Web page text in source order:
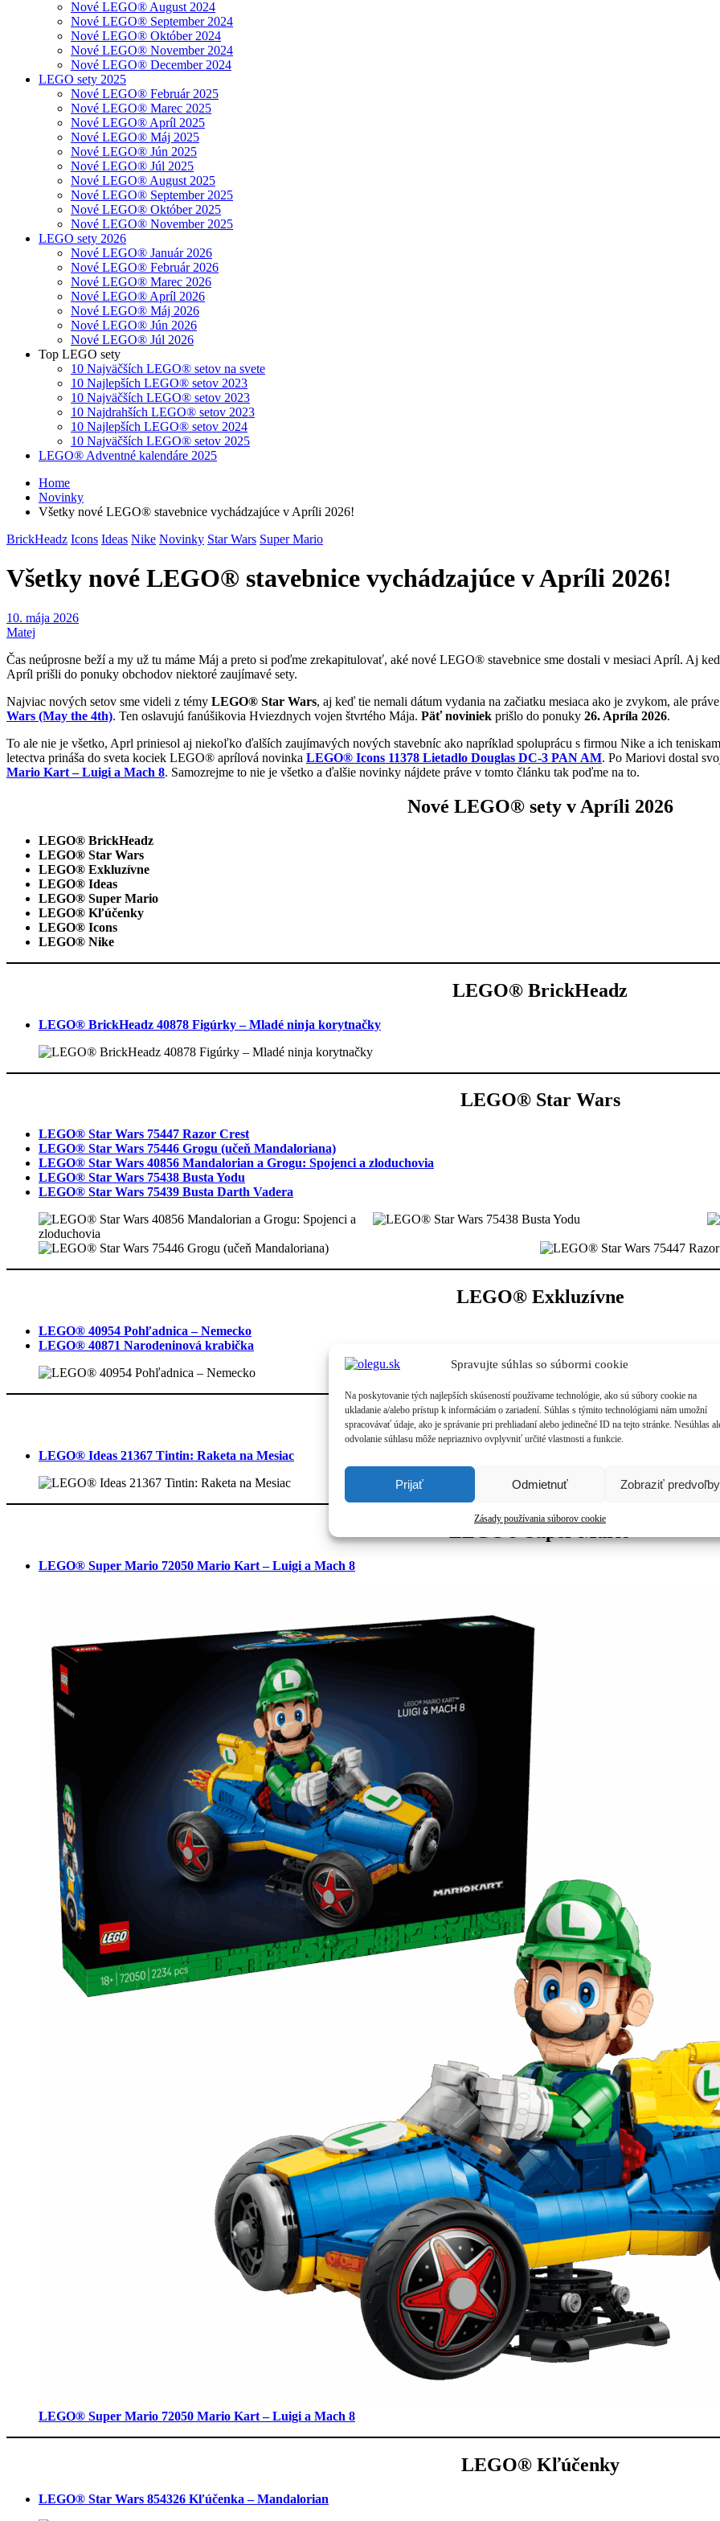
Spravujte súhlas so súbormi cookie
Na poskytovanie tých najlepších skúseností používame technológie, ako sú súbory cookie na
ukladanie a/alebo prístup k informáciám o zariadení. Súhlas s týmito technológiami nám umožní
spracovávať údaje, ako je správanie pri prehliadaní alebo jedinečné ID na tejto stránke. Nesúhlas
odvolanie súhlasu môže nepriaznivo ovplyvniť určité vlastnosti a funkcie.
Prijať Odmietnuť Zobraziť predvoľby
Zásady používania súborov cookie
Nové LEGO® August 2024
Nové LEGO® September 2024
Nové LEGO® Október 2024
Nové LEGO® November 2024
Nové LEGO® December 2024
LEGO sety 2025
Nové LEGO® Február 2025
Nové LEGO® Marec 2025
Nové LEGO® Apríl 2025
Nové LEGO® Máj 2025
Nové LEGO® Jún 2025
Nové LEGO® Júl 2025
Nové LEGO® August 2025
Nové LEGO® September 2025
Nové LEGO® Október 2025
Nové LEGO® November 2025
LEGO sety 2026
Nové LEGO® Január 2026
Nové LEGO® Február 2026
Nové LEGO® Marec 2026
Nové LEGO® Apríl 2026
Nové LEGO® Máj 2026
Nové LEGO® Jún 2026
Nové LEGO® Júl 2026
Top LEGO sety
10 Najväčších LEGO® setov na svete
10 Najlepších LEGO® setov 2023
10 Najväčších LEGO® setov 2023
10 Najdrahších LEGO® setov 2023
10 Najlepších LEGO® setov 2024
10 Najväčších LEGO® setov 2025
LEGO® Adventné kalendáre 2025
Home
Novinky
Všetky nové LEGO® stavebnice vychádzajúce v Apríli 2026!
BrickHeadz Icons Ideas Nike Novinky Star Wars Super Mario
Všetky nové LEGO® stavebnice vychádzajúce v Apríli 2026!
10. mája 2026
Matej
Čas neúprosne beží a my už tu máme Máj a preto si poďme zrekapitulovať, aké nové LEGO® stavebnice sme dostali v mesiaci Apríl. Aj
Apríl prišli do ponuky obchodov niektoré zaujímavé sety.
Najviac nových setov sme videli z témy LEGO® Star Wars, aj keď tie nemali dátum vydania na začiatku mesiaca ako je zvykom, ale
Wars (May the 4th). Ten oslavujú fanúšikovia Hviezdnych vojen štvrtého Mája. Päť noviniek prišlo do ponuky 26. Apríla 2026.
To ale nie je všetko, Aprl priniesol aj niekoľko ďalších zaujímavých nových stavebníc ako napríklad spoluprácu s firmou Nike a ich
letectva prináša do sveta kociek LEGO® aprílová novinka LEGO® Icons 11378 Lietadlo Douglas DC-3 PAN AM. Po Mariovi dostal
Mario Kart – Luigi a Mach 8. Samozrejme to nie je všetko a ďalšie novinky nájdete práve v tomto článku tak poďme na to.
Nové LEGO® sety v Apríli 2026
LEGO® BrickHeadz
LEGO® Star Wars
LEGO® Exkluzívne
LEGO® Ideas
LEGO® Super Mario
LEGO® Kľúčenky
LEGO® Icons
LEGO® Nike
LEGO® BrickHeadz
LEGO® BrickHeadz 40878 Figúrky – Mladé ninja korytnačky
LEGO® Star Wars
LEGO® Star Wars 75447 Razor Crest
LEGO® Star Wars 75446 Grogu (učeň Mandaloriana)
LEGO® Star Wars 40856 Mandalorian a Grogu: Spojenci a zloduchovia
LEGO® Star Wars 75438 Busta Yodu
LEGO® Star Wars 75439 Busta Darth Vadera
LEGO® Exkluzívne
LEGO® 40954 Pohľadnica – Nemecko
LEGO® 40871 Narodeninová krabička
LEGO® Ideas
LEGO® Ideas 21367 Tintin: Raketa na Mesiac
LEGO® Super Mario
LEGO® Super Mario 72050 Mario Kart – Luigi a Mach 8
LEGO® Super Mario 72050 Mario Kart – Luigi a Mach 8
LEGO® Kľúčenky
LEGO® Star Wars 854326 Kľúčenka – Mandalorian